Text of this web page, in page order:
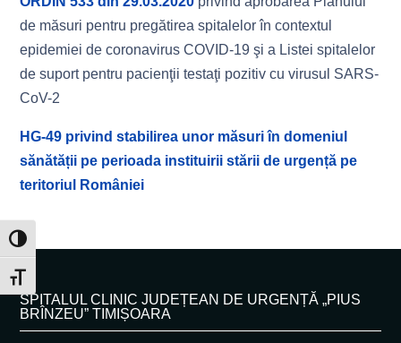
Toggle High Contrast
Toggle Font size
de măsuri pentru pregătirea spitalelor în contextul
epidemiei de coronavirus COVID-19 şi a Listei spitalelor
de suport pentru pacienţii testaţi pozitiv cu virusul SARS-
CoV-2
HG-49 privind stabilirea unor măsuri în domeniul
sănătății pe perioada instituirii stării de urgență pe
teritoriul României
SPITALUL CLINIC JUDEȚEAN DE URGENȚĂ „PIUS
BRÎNZEU” TIMIȘOARA